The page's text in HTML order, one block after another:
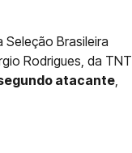
Brasileira
Rodrigues, da TNT
atacante,